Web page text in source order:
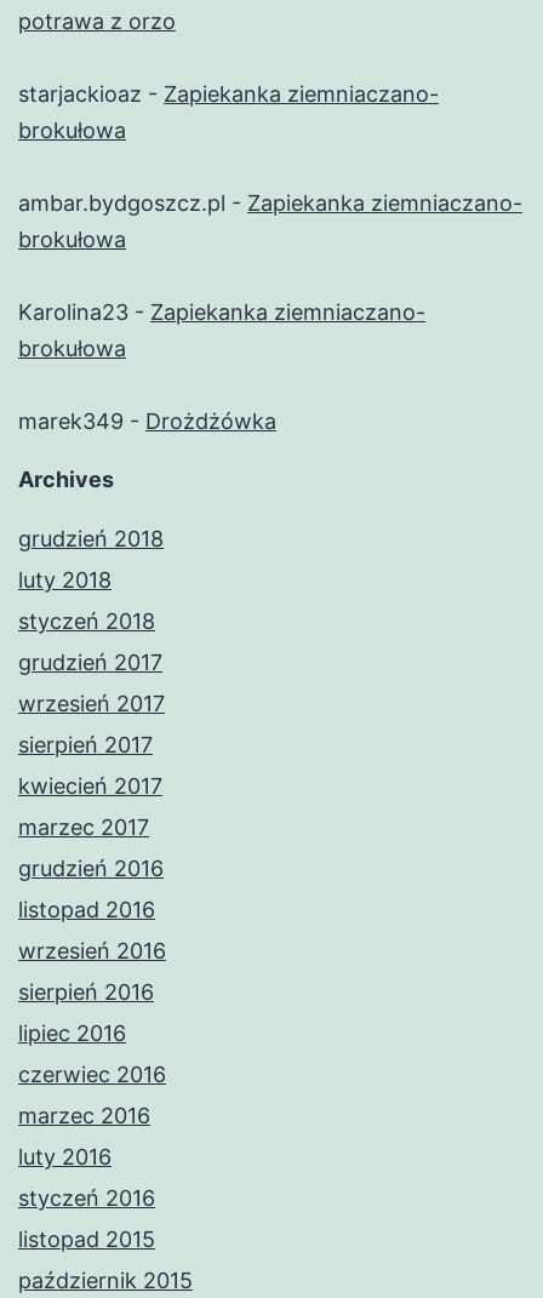
potrawa z orzo
starjackioaz - Zapiekanka ziemniaczano-
brokułowa
ambar.bydgoszcz.pl - Zapiekanka ziemniaczano-
brokułowa
Karolina23 - Zapiekanka ziemniaczano-
brokułowa
marek349 - Drożdżówka
Archives
grudzień 2018
luty 2018
styczeń 2018
grudzień 2017
wrzesień 2017
sierpień 2017
kwiecień 2017
marzec 2017
grudzień 2016
listopad 2016
wrzesień 2016
sierpień 2016
lipiec 2016
czerwiec 2016
marzec 2016
luty 2016
styczeń 2016
listopad 2015
październik 2015